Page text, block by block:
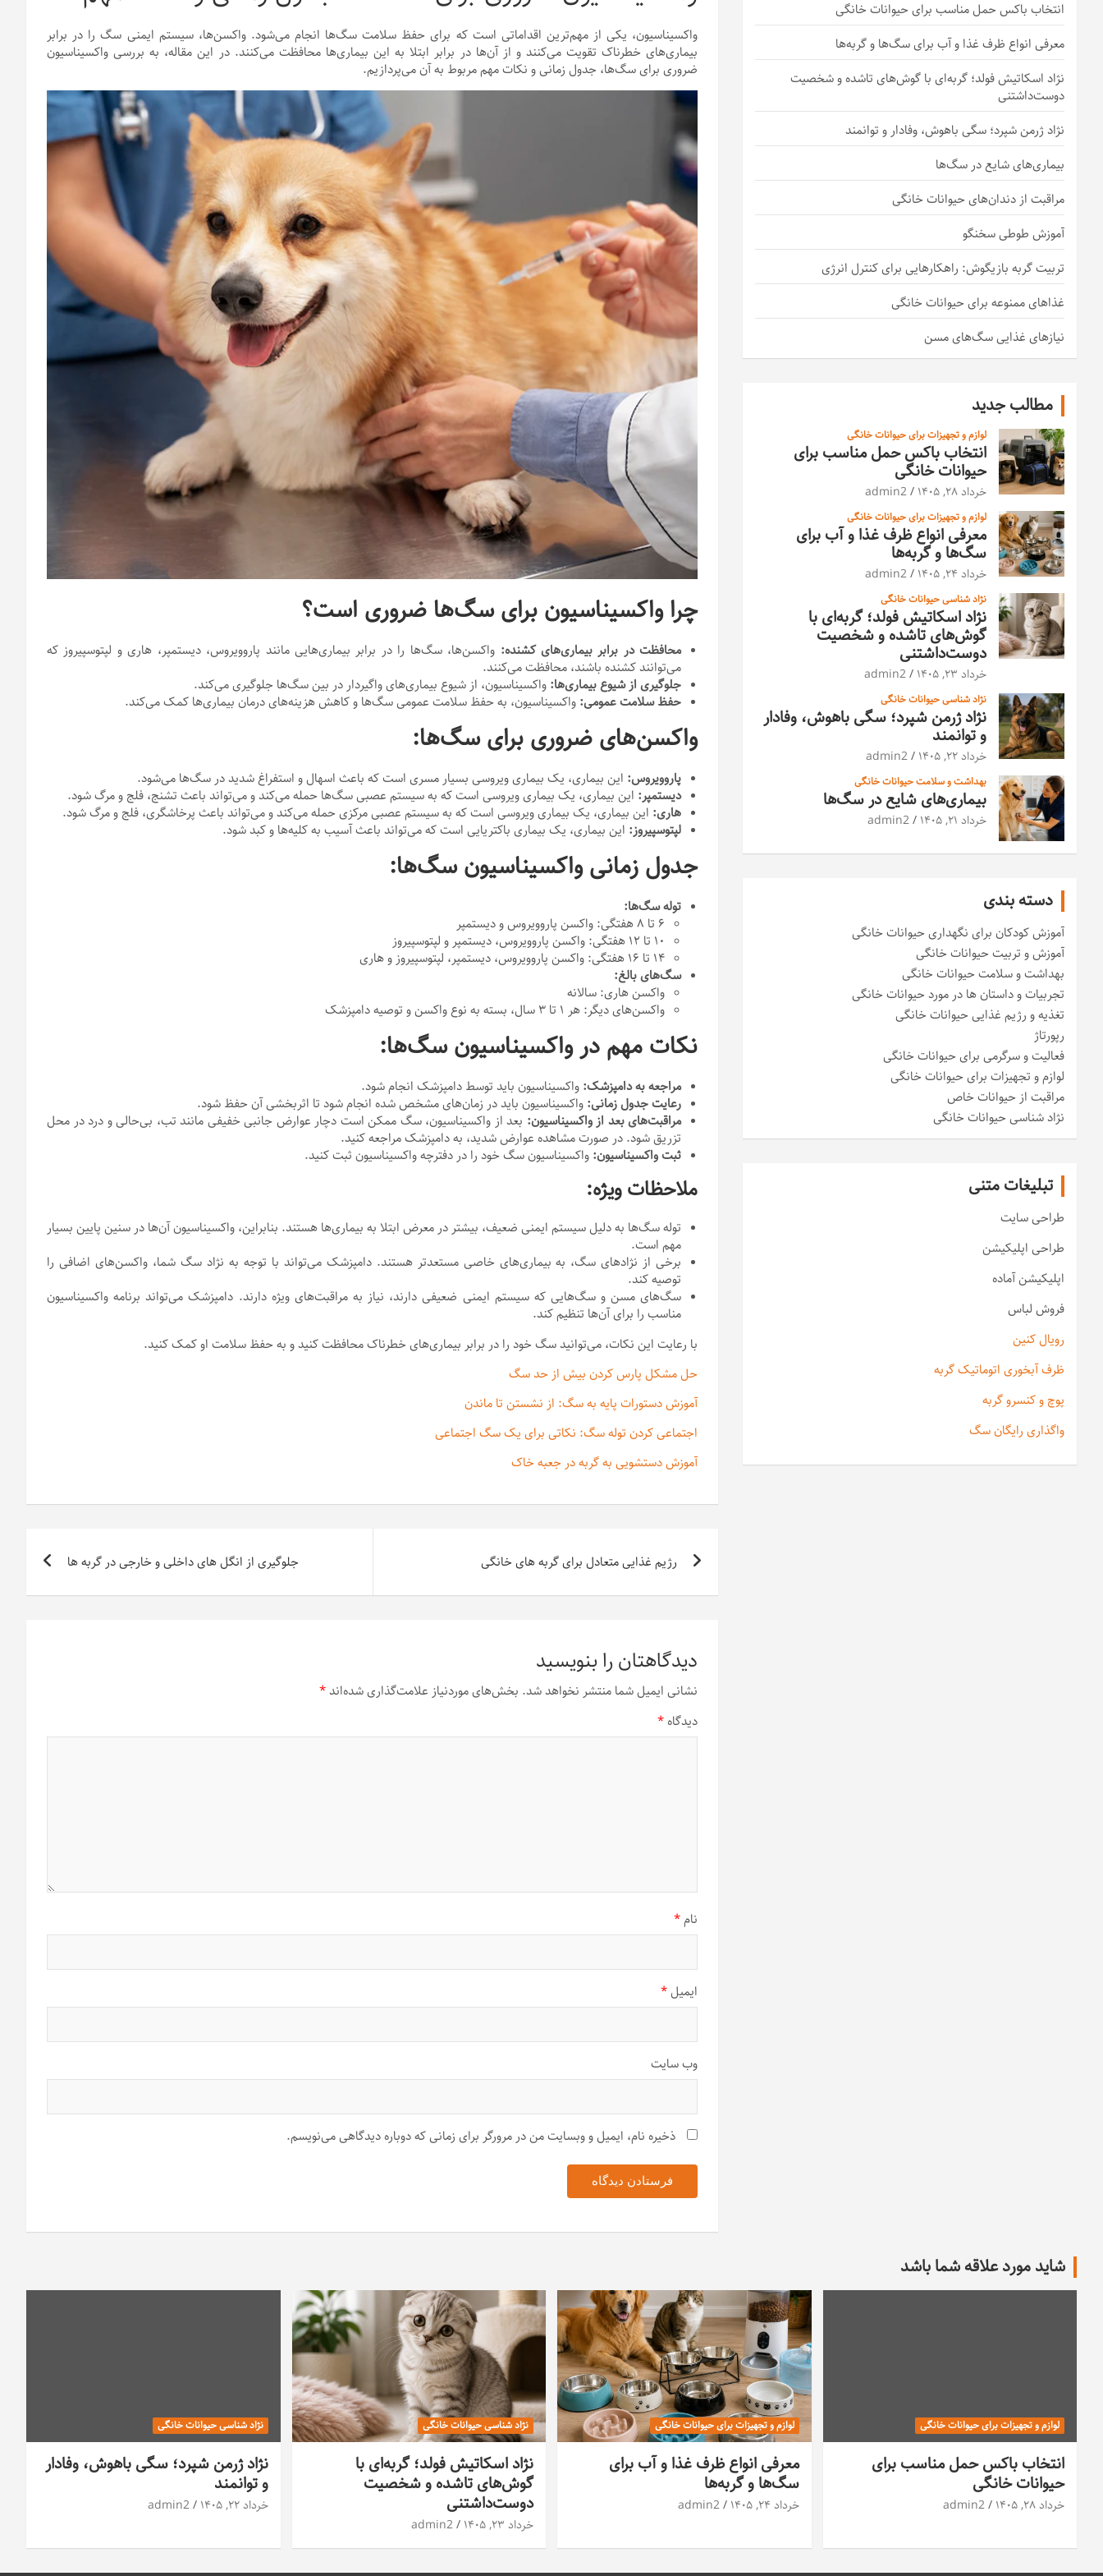
واکسیناسیون، یکی از مهم‌ترین اقداماتی است که برای حفظ سلامت سگ‌ها انجام می‌شود. واکسن‌ها، سیستم ایمنی سگ را در برابر
بیماری‌های خطرناک تقویت می‌کنند و از آن‌ها در برابر ابتلا به این بیماری‌ها محافظت می‌کنند. در این مقاله، به بررسی واکسیناسیون
ضروری برای سگ‌ها، جدول زمانی و نکات مهم مربوط به آن می‌پردازیم.
چرا واکسیناسیون برای سگ‌ها ضروری است؟
محافظت در برابر بیماری‌های کشنده: واکسن‌ها، سگ‌ها را در برابر بیماری‌هایی مانند پاروویروس، دیستمپر، هاری و لپتوسپیروز که
می‌توانند کشنده باشند، محافظت می‌کنند.
جلوگیری از شیوع بیماری‌ها: واکسیناسیون، از شیوع بیماری‌های واگیردار در بین سگ‌ها جلوگیری می‌کند.
حفظ سلامت عمومی: واکسیناسیون، به حفظ سلامت عمومی سگ‌ها و کاهش هزینه‌های درمان بیماری‌ها کمک می‌کند.
واکسن‌های ضروری برای سگ‌ها:
پاروویروس: این بیماری، یک بیماری ویروسی بسیار مسری است که باعث اسهال و استفراغ شدید در سگ‌ها می‌شود.
دیستمپر: این بیماری، یک بیماری ویروسی است که به سیستم عصبی سگ‌ها حمله می‌کند و می‌تواند باعث تشنج، فلج و مرگ شود.
هاری: این بیماری، یک بیماری ویروسی است که به سیستم عصبی مرکزی حمله می‌کند و می‌تواند باعث پرخاشگری، فلج و مرگ شود.
لپتوسپیروز: این بیماری، یک بیماری باکتریایی است که می‌تواند باعث آسیب به کلیه‌ها و کبد شود.
جدول زمانی واکسیناسیون سگ‌ها:
توله سگ‌ها:
۶ تا ۸ هفتگی: واکسن پاروویروس و دیستمپر
۱۰ تا ۱۲ هفتگی: واکسن پاروویروس، دیستمپر و لپتوسپیروز
۱۴ تا ۱۶ هفتگی: واکسن پاروویروس، دیستمپر، لپتوسپیروز و هاری
سگ‌های بالغ:
واکسن هاری: سالانه
واکسن‌های دیگر: هر ۱ تا ۳ سال، بسته به نوع واکسن و توصیه دامپزشک
نکات مهم در واکسیناسیون سگ‌ها:
مراجعه به دامپزشک: واکسیناسیون باید توسط دامپزشک انجام شود.
رعایت جدول زمانی: واکسیناسیون باید در زمان‌های مشخص شده انجام شود تا اثربخشی آن حفظ شود.
مراقبت‌های بعد از واکسیناسیون: بعد از واکسیناسیون، سگ ممکن است دچار عوارض جانبی خفیفی مانند تب، بی‌حالی و درد در محل
تزریق شود. در صورت مشاهده عوارض شدید، به دامپزشک مراجعه کنید.
ثبت واکسیناسیون: واکسیناسیون سگ خود را در دفترچه واکسیناسیون ثبت کنید.
ملاحظات ویژه:
توله سگ‌ها به دلیل سیستم ایمنی ضعیف، بیشتر در معرض ابتلا به بیماری‌ها هستند. بنابراین، واکسیناسیون آن‌ها در سنین پایین بسیار
مهم است.
برخی از نژادهای سگ، به بیماری‌های خاصی مستعدتر هستند. دامپزشک می‌تواند با توجه به نژاد سگ شما، واکسن‌های اضافی را
توصیه کند.
سگ‌های مسن و سگ‌هایی که سیستم ایمنی ضعیفی دارند، نیاز به مراقبت‌های ویژه دارند. دامپزشک می‌تواند برنامه واکسیناسیون
مناسب را برای آن‌ها تنظیم کند.
با رعایت این نکات، می‌توانید سگ خود را در برابر بیماری‌های خطرناک محافظت کنید و به حفظ سلامت او کمک کنید.
حل مشکل پارس کردن بیش از حد سگ
آموزش دستورات پایه به سگ: از نشستن تا ماندن
اجتماعی کردن توله سگ: نکاتی برای یک سگ اجتماعی
آموزش دستشویی به گربه در جعبه خاک
راهبری
نوشتهرژیم غذایی متعادل برای گربه های خانگی جلوگیری از انگل های داخلی و خارجی در گربه ها
دیدگاهتان را بنویسید
نشانی ایمیل شما منتشر نخواهد شد. بخش‌های موردنیاز علامت‌گذاری شده‌اند*
دیدگاه*
نام*
ایمیل*
وب‌ سایت
ذخیره نام، ایمیل و وبسایت من در مرورگر برای زمانی که دوباره دیدگاهی می‌نویسم.
انتخاب باکس حمل مناسب برای حیوانات خانگی
معرفی انواع ظرف غذا و آب برای سگ‌ها و گربه‌ها
نژاد اسکاتیش فولد؛ گربه‌ای با گوش‌های تاشده و شخصیت
دوست‌داشتنی
نژاد ژرمن شپرد؛ سگی باهوش، وفادار و توانمند
بیماری‌های شایع در سگ‌ها
مراقبت از دندان‌های حیوانات خانگی
آموزش طوطی سخنگو
تربیت گربه بازیگوش: راهکارهایی برای کنترل انرژی
غذاهای ممنوعه برای حیوانات خانگی
نیازهای غذایی سگ‌های مسن
مطالب جدید
لوازم و تجهیزات برای حیوانات خانگی
انتخاب باکس حمل مناسب برای
حیوانات خانگی
خرداد ۲۸, ۱۴۰۵ admin2
لوازم و تجهیزات برای حیوانات خانگی
معرفی انواع ظرف غذا و آب برای
سگ‌ها و گربه‌ها
خرداد ۲۴, ۱۴۰۵ admin2
نژاد شناسی حیوانات خانگی
نژاد اسکاتیش فولد؛ گربه‌ای با
گوش‌های تاشده و شخصیت
دوست‌داشتنی
خرداد ۲۳, ۱۴۰۵ admin2
نژاد شناسی حیوانات خانگی
نژاد ژرمن شپرد؛ سگی باهوش، وفادار
و توانمند
خرداد ۲۲, ۱۴۰۵ admin2
بهداشت و سلامت حیوانات خانگی
بیماری‌های شایع در سگ‌ها
خرداد ۲۱, ۱۴۰۵ admin2
دسته بندی
آموزش کودکان برای نگهداری حیوانات خانگی
آموزش و تربیت حیوانات خانگی
بهداشت و سلامت حیوانات خانگی
تجربیات و داستان ها در مورد حیوانات خانگی
تغذیه و رژیم غذایی حیوانات خانگی
رپورتاژ
فعالیت و سرگرمی برای حیوانات خانگی
لوازم و تجهیزات برای حیوانات خانگی
مراقبت از حیوانات خاص
نژاد شناسی حیوانات خانگی
تبلیغات متنی
طراحی سایت
طراحی اپلیکیشن
اپلیکیشن آماده
فروش لباس
رویال کنین
ظرف آبخوری اتوماتیک گربه
پوچ و کنسرو گربه
واگذاری رایگان سگ
شاید مورد علاقه شما باشد
لوازم و تجهیزات برای حیوانات خانگی
انتخاب باکس حمل مناسب برای
حیوانات خانگی
خرداد ۲۸, ۱۴۰۵ admin2
لوازم و تجهیزات برای حیوانات خانگی
معرفی انواع ظرف غذا و آب برای
سگ‌ها و گربه‌ها
خرداد ۲۴, ۱۴۰۵ admin2
نژاد شناسی حیوانات خانگی
نژاد اسکاتیش فولد؛ گربه‌ای با
گوش‌های تاشده و شخصیت
دوست‌داشتنی
خرداد ۲۳, ۱۴۰۵ admin2
نژاد شناسی حیوانات خانگی
نژاد ژرمن شپرد؛ سگی باهوش، وفادار
و توانمند
خرداد ۲۲, ۱۴۰۵ admin2